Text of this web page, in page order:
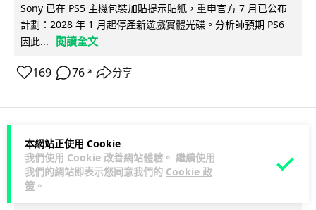
本網站正使用 Cookie
我們使用 Cookie 改善網站體驗。 繼續使用
我們的網站即表示您同意我們的 Cookie 政
策 。
Sony 已在 PS5 主機包裝加貼提示貼紙，重申官方 7 月已公布
計劃：2028 年 1 月起停產新遊戲實體光碟。分析師預期 PS6
因此...
閱讀全文
169 76 ↗ 分享
人工智能
Vin